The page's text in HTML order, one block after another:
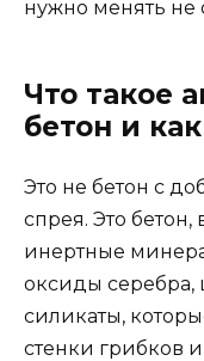
нужно менять не
Что такое
бетон и
Это не бетон с
спрея. Это бетон,
инертные
оксиды
силикаты,
стенки грибков